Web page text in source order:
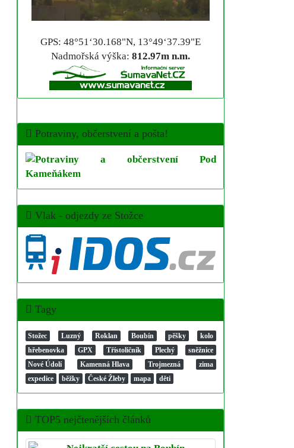
GPS: 48°51‘30.168"N, 13°49‘37.39"E
Nadmořská výška: 812.97m n.m.
Potraviny, občerstvení a pošta!
Vlak - odjezdy ze Stožce
Tagy
Stožec Luzný Roklan Boubín pěšky
kolo
hřebenovka
GPX Třístoličník Plechý
sněžnice
Nové Údolí
Kamenná Hlava Trojmezná
zima
expedice
běžky České Žleby mapa děti
TOP5 nejčtenějších článků